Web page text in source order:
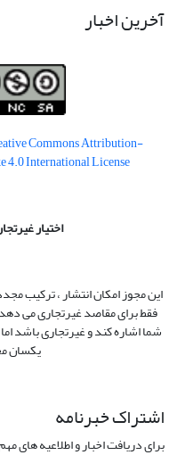
آخرین اخبار
Commons Attribution-
International License
اختیار
این مجوز امکان انتشار ، ترکیب
فقط برای مقاصد غیرتجاری می
شما اشاره کند و غیرتجاری باشد
یکسان
اشتراک خبرنامه
برای دریافت اخبار و اطلاعیه